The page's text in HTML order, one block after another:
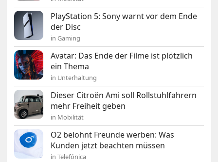
PlayStation 5: Sony warnt vor dem Ende
der Disc
in Gaming
Avatar: Das Ende der Filme ist plötzlich
ein Thema
in Unterhaltung
Dieser Citroën Ami soll Rollstuhlfahrern
mehr Freiheit geben
in Mobilität
O2 belohnt Freunde werben: Was
Kunden jetzt beachten müssen
in Telefónica